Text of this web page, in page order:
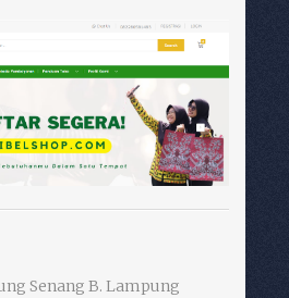
Senang B. Lampung